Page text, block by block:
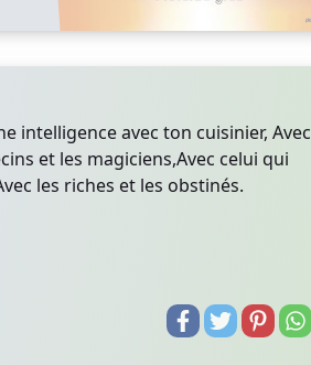
intelligence avec ton cuisinier, Avec
et les magiciens,Avec celui qui
les riches et les obstinés.